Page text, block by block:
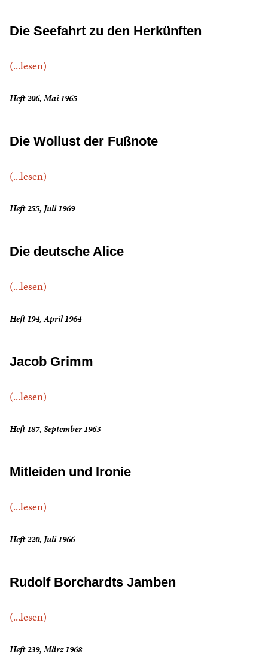
Die Seefahrt zu den Herkünften
(...lesen)
Heft 206, Mai 1965
Die Wollust der Fußnote
(...lesen)
Heft 255, Juli 1969
Die deutsche Alice
(...lesen)
Heft 194, April 1964
Jacob Grimm
(...lesen)
Heft 187, September 1963
Mitleiden und Ironie
(...lesen)
Heft 220, Juli 1966
Rudolf Borchardts Jamben
(...lesen)
Heft 239, März 1968